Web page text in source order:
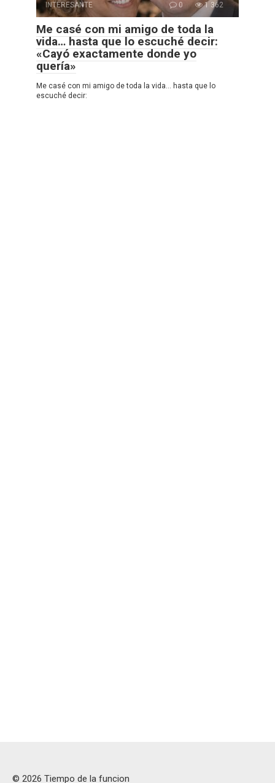
INTERESANTE 0 1 362
Me casé con mi amigo de toda la
vida… hasta que lo escuché decir:
«Cayó exactamente donde yo
quería»
Me casé con mi amigo de toda la vida… hasta que lo
escuché decir:
© 2026 Tiempo de la funcion